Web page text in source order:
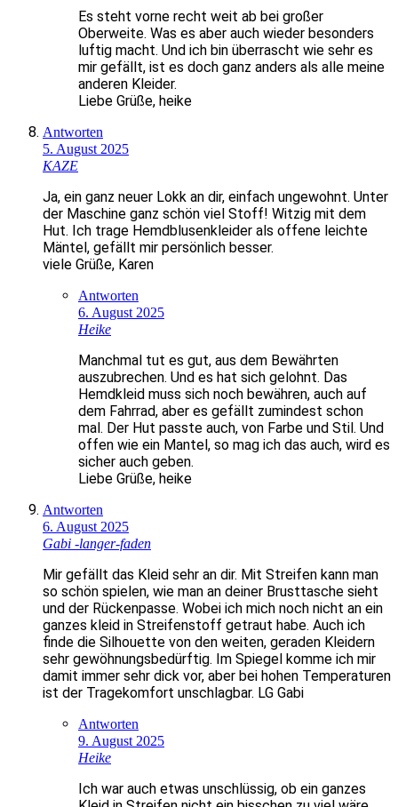
Es steht vorne recht weit ab bei großer
Oberweite. Was es aber auch wieder besonders
luftig macht. Und ich bin überrascht wie sehr es
mir gefällt, ist es doch ganz anders als alle meine
anderen Kleider.
Liebe Grüße, heike
Antworten
5. August 2025
KAZE
Ja, ein ganz neuer Lokk an dir, einfach ungewohnt. Unter
der Maschine ganz schön viel Stoff! Witzig mit dem
Hut. Ich trage Hemdblusenkleider als offene leichte
Mäntel, gefällt mir persönlich besser.
viele Grüße, Karen
Antworten
6. August 2025
Heike
Manchmal tut es gut, aus dem Bewährten
auszubrechen. Und es hat sich gelohnt. Das
Hemdkleid muss sich noch bewähren, auch auf
dem Fahrrad, aber es gefällt zumindest schon
mal. Der Hut passte auch, von Farbe und Stil. Und
offen wie ein Mantel, so mag ich das auch, wird es
sicher auch geben.
Liebe Grüße, heike
Antworten
6. August 2025
Gabi -langer-faden
Mir gefällt das Kleid sehr an dir. Mit Streifen kann man
so schön spielen, wie man an deiner Brusttasche sieht
und der Rückenpasse. Wobei ich mich noch nicht an ein
ganzes kleid in Streifenstoff getraut habe. Auch ich
finde die Silhouette von den weiten, geraden Kleidern
sehr gewöhnungsbedürftig. Im Spiegel komme ich mir
damit immer sehr dick vor, aber bei hohen Temperaturen
ist der Tragekomfort unschlagbar. LG Gabi
Antworten
9. August 2025
Heike
Ich war auch etwas unschlüssig, ob ein ganzes